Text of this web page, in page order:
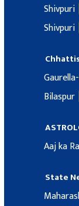
Shivpuri
Shivpuri
Bilaspur
Aaj ka
State